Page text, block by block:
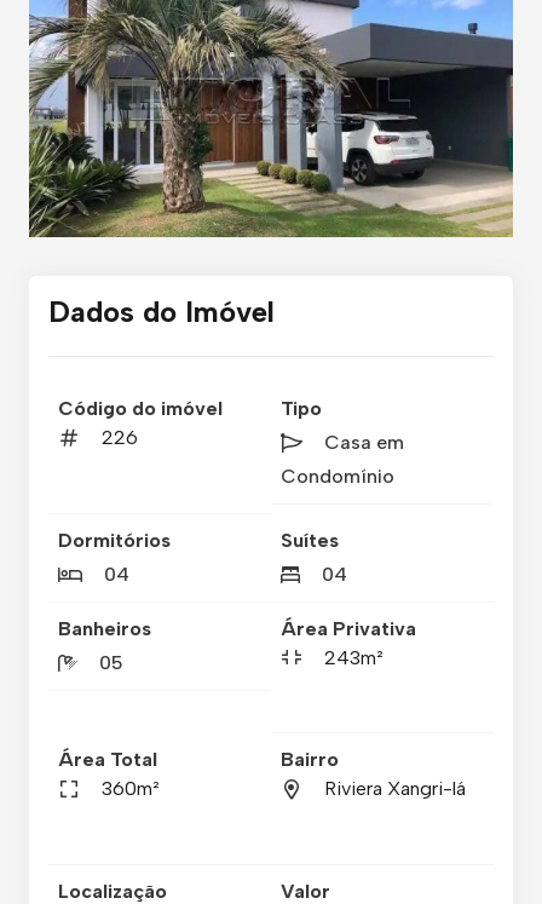
Dados do Imóvel
Código do imóvel
226
Tipo
Casa em
Condomínio
Dormitórios
04
Suítes
04
Banheiros
05
Área Privativa
243m²
Área Total
360m²
Bairro
Riviera Xangri-lá
Localização
Valor